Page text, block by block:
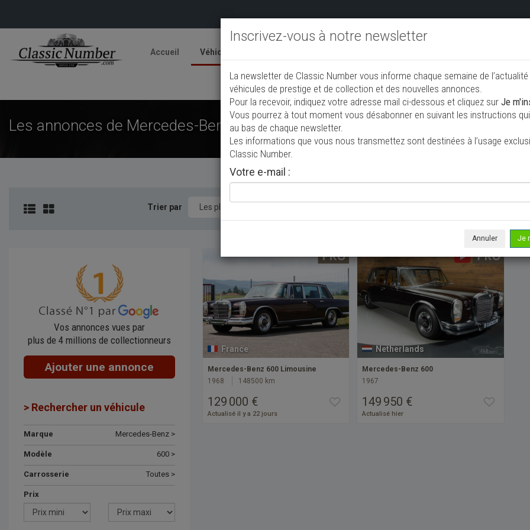
Accueil Véhicules
Ajouter une annonce
Les annonces de Mercedes-Benz 600 de collection à vendre
Trier par
Vos annonces vues par
plus de 4 millions de collectionneurs
Ajouter une annonce
> Rechercher un véhicule
Marque Mercedes-Benz >
Modèle 600 >
Carrosserie Toutes >
Prix
France
Mercedes-Benz 600 Limousine
1968
148500 km
129 000 €
Actualisé il y a 22 jours
Netherlands
Mercedes-Benz 600
1967
149 950 €
Actualisé hier
Inscrivez-vous à notre newsletter
La newsletter de Classic Number vous informe chaque semaine de
véhicules de prestige et de collection et des nouvelles annonces.
Pour la recevoir, indiquez votre adresse mail ci-dessous et cliquez sur Je
Vous pourrez à tout moment vous désabonner en suivant les instructions
au bas de chaque newsletter.
Les informations que vous nous transmettez sont destinées à l’usage
Classic Number.
Votre e-mail :
Annuler Je